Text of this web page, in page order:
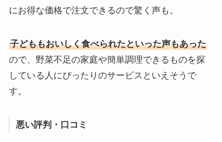
にお得な価格で注文できるので驚く声も。
子どももおいしく食べられたといった声もあった
ので、野菜不足の家庭や簡単調理できるものを探
している人にぴったりのサービスといえそうで
す。
悪い評判・口コミ